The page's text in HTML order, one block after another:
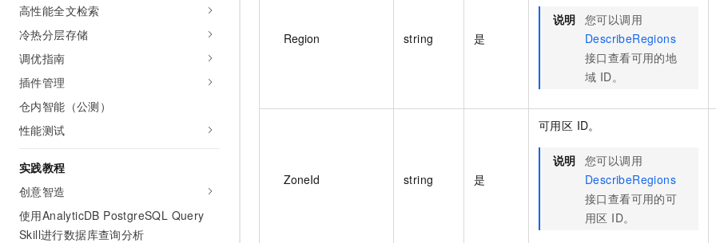
高性能全文检索
冷热分层存储
调优指南
插件管理
仓内智能（公测）
性能测试
实践教程
创意智造
使用AnalyticDB PostgreSQL Query
Skill进行数据库查询分析
Region string 是
说明 您可以调用
DescribeRegions
接口查看可用的地
域 ID。
ZoneId string 是
可用区 ID。
说明 您可以调用
DescribeRegions
接口查看可用的可
用区 ID。